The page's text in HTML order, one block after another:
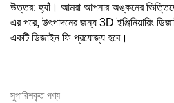
উত্তর: হ্যাঁ। আমরা আপনার অঙ্কনের ভিত্তিতে
এর পরে, উৎপাদনের জন্য 3D ইঞ্জিনিয়ারিং
একটি ডিজাইন ফি প্রযোজ্য হবে।
সুপারিশকৃত পণ্য